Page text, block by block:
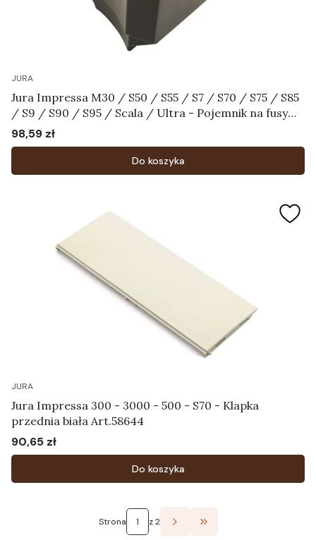
JURA
Jura Impressa M30 / S50 / S55 / S7 / S70 / S75 / S85
/ S9 / S90 / S95 / Scala / Ultra - Pojemnik na fusy
Art.60366
Cena
98,59 zł
Do koszyka
JURA
Jura Impressa 300 - 3000 - 500 - S70 - Klapka
przednia biała Art.58644
Cena
90,65 zł
Do koszyka
Strona z 2 Przejdź do ostatniej